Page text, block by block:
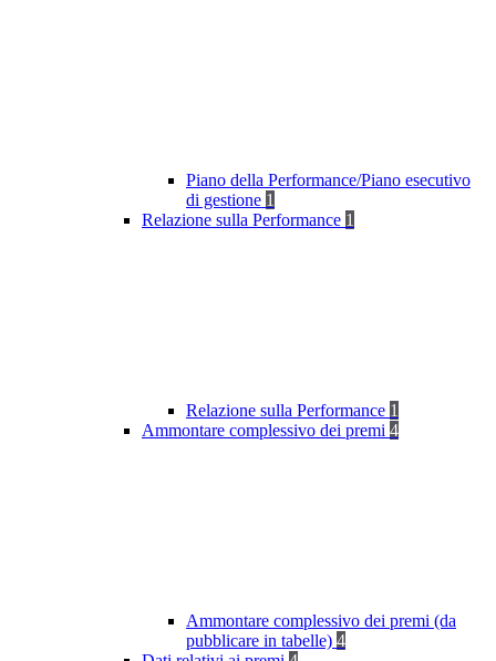
Piano della Performance/Piano esecutivo
di gestione 1
Relazione sulla Performance 1
Relazione sulla Performance 1
Ammontare complessivo dei premi 4
Ammontare complessivo dei premi (da
pubblicare in tabelle) 4